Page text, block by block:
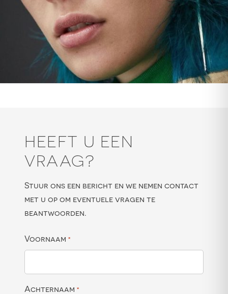
HEEFT U EEN
VRAAG?
Stuur ons een bericht en we nemen contact
met u op om eventuele vragen te
beantwoorden.
Voornaam *
Achternaam *